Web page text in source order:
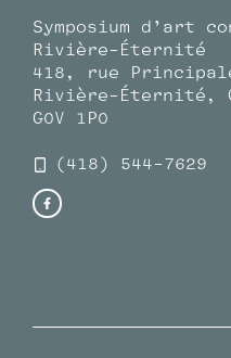
Symposium d’art
Rivière-Éternité
418, rue
Rivière-Éternité,
G0V 1P0
(418) 544-7629